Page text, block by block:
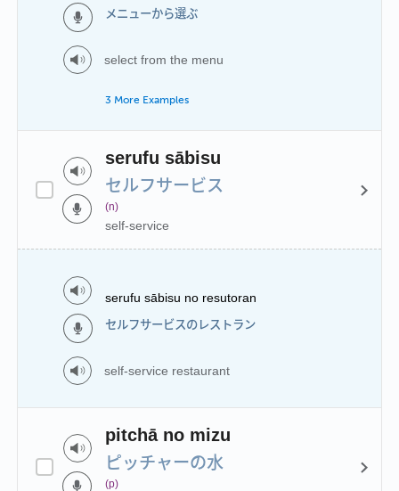
メニューから選ぶ
select from the menu
3 More Examples
serufu sābisu
セルフサービス
(n)
self-service
serufu sābisu no resutoran
セルフサービスのレストラン
self-service restaurant
pitchā no mizu
ピッチャーの水
(p)